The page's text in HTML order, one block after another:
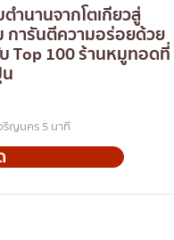
ำนานจากโตเกียวสู่
การันตีความอร่อยด้วย
Top 100 ร้านหมูทอดที่
ริญนคร 5 นาที